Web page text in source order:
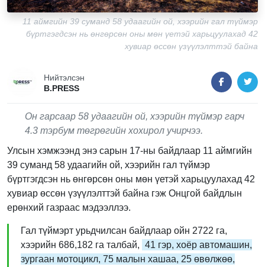
11 аймгийн 39 суманд 58 удаагийн ой, хээрийн гал түймэр
бүртгэгдсэн нь өнгөрсөн оны мөн үетэй харьцуулахад 42
хувиар өссөн үзүүлэлттэй байна
Нийтэлсэн
B.PRESS
Он гарсаар 58 удаагийн ой, хээрийн түймэр гарч
4.3 тэрбум төгрөгийн хохирол учирчээ.
Улсын хэмжээнд энэ сарын 17-ны байдлаар 11 аймгийн
39 суманд 58 удаагийн ой, хээрийн гал түймэр
бүртгэгдсэн нь өнгөрсөн оны мөн үетэй харьцуулахад 42
хувиар өссөн үзүүлэлттэй байна гэж Онцгой байдлын
ерөнхий газраас мэдээллээ.
Гал түймэрт урьдчилсан байдлаар ойн 2722 га,
хээрийн 686,182 га талбай, 41 гэр, хоёр автомашин,
зургаан мотоцикл, 75 малын хашаа, 25 өвөлжөө,